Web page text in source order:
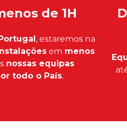
de 1H
, estaremos na
em menos
nossas equipas
todo o País.